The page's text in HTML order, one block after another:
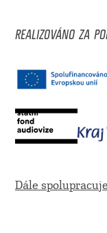
REALIZOVÁNO ZA
Dále